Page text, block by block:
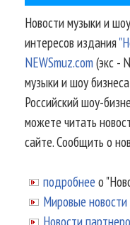
Новости музыки и
интересов издания
NEWSmuz.com(экс -
музыки и шоу
Российский шоу-
можете читать
сайте. Сообщить о
подробнее о
Мировые новости
Новости